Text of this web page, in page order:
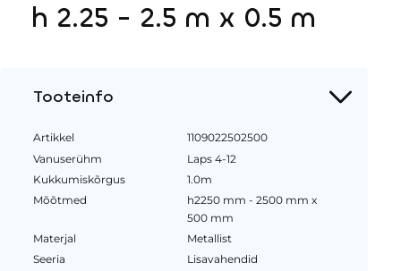
h 2.25 - 2.5 m x 0.5 m
Tooteinfo
Artikkel
1109022502500
Vanuserühm
Laps 4-12
Kukkumiskõrgus
1.0m
Mõõtmed
h2250 mm - 2500 mm x
500 mm
Materjal
Metallist
Seeria
Lisavahendid